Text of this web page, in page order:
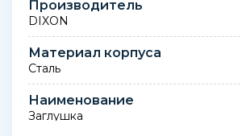
Производитель
DIXON
Материал корпуса
Сталь
Наименование
Заглушка